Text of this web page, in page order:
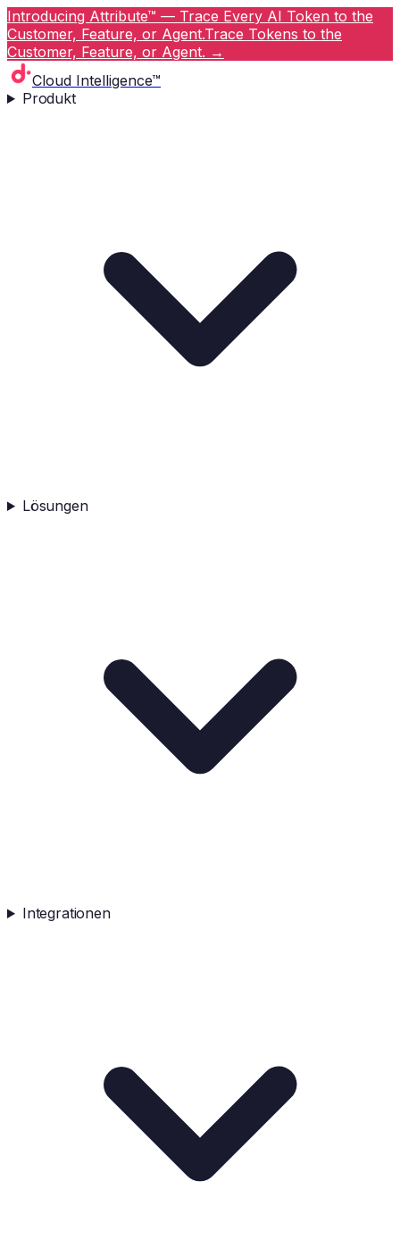
Introducing Attribute™ — Trace Every AI Token to the
Customer, Feature, or Agent.Trace Tokens to the
Customer, Feature, or Agent. →
Cloud Intelligence™
Produkt
Lösungen
Integrationen